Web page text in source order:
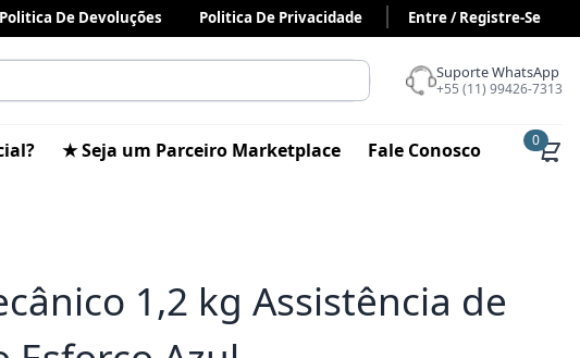
Politica De Devoluções Politica De Privacidade Entre / Registre-Se
Suporte WhatsApp
+55 (11) 99426-7313
★ Seja um Parceiro Marketplace Fale Conosco 0
1,2 kg Assistência de